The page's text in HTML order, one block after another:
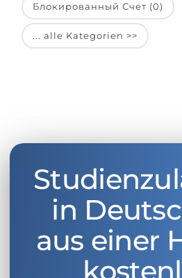
Блокированный Счет (0)
... alle Kategorien >>
in
aus einer